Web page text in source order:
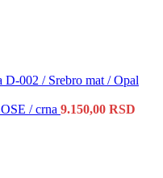
D-002 / Srebro mat / Opal
/ crna 9.150,00 RSD